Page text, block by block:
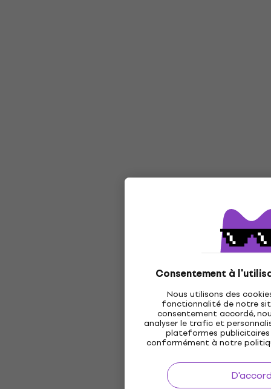
Consentement à
Nous utilisons des
fonctionnalité de notre
consentement accordé,
analyser le trafic et
plateformes
conformément à notre